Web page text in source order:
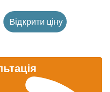
Відкрити ціну